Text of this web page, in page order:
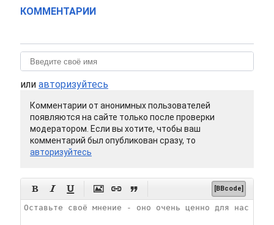
КОММЕНТАРИИ
или авторизуйтесь
Комментарии от анонимных пользователей
появляются на сайте только после проверки
модератором. Если вы хотите, чтобы ваш
комментарий был опубликован сразу, то
авторизуйтесь
      [BBcode]